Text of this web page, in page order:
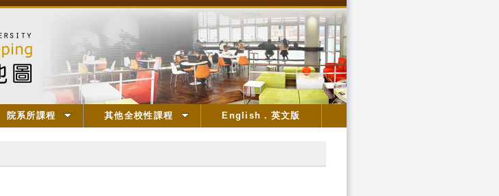
院系所課程 其他全校性課程 English．英文版